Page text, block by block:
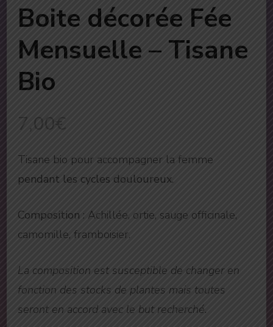
Boite décorée Fée
Mensuelle – Tisane
Bio
7,00€
Tisane bio pour accompagner la femme
pendant les cycles douloureux.
Composition : Achillée, ortie, sauge officinale,
camomille, framboisier.
La composition est susceptible de changer en
fonction des stocks de plantes mais toutes
seront en accord avec le but recherché.